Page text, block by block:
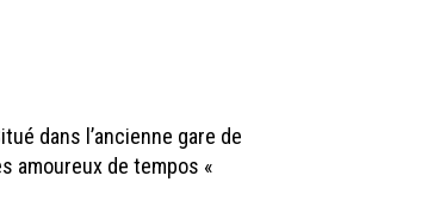
dans l’ancienne gare de
amoureux de tempos «